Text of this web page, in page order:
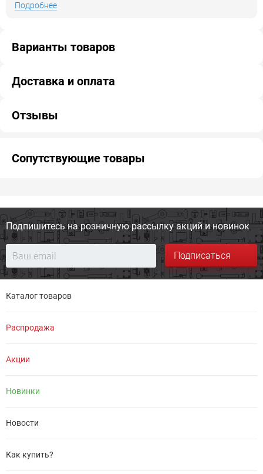
Подробнее
Варианты товаров
Доставка и оплата
Отзывы
Сопутствующие товары
Подпишитесь на розничную рассылку акций и новинок
Подписаться
Каталог товаров
Распродажа
Акции
Новинки
Новости
Как купить?